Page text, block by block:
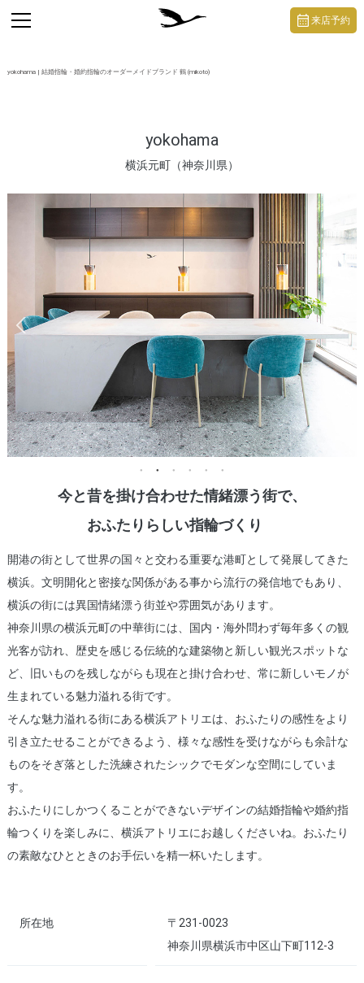
yokohama | 結婚指輪・婚約指輪のオーダーメイドブランド 鶴 (mikoto)
yokohama
横浜元町（神奈川県）
toggle
navigation
来店予約
今と昔を掛け合わせた情緒漂う街で、
おふたりらしい指輪づくり
開港の街として世界の国々と交わる重要な港町として発展してきた
横浜。文明開化と密接な関係がある事から流行の発信地でもあり、
横浜の街には異国情緒漂う街並や雰囲気があります。
神奈川県の横浜元町の中華街には、国内・海外問わず毎年多くの観
光客が訪れ、歴史を感じる伝統的な建築物と新しい観光スポットな
ど、旧いものを残しながらも現在と掛け合わせ、常に新しいモノが
生まれている魅力溢れる街です。
そんな魅力溢れる街にある横浜アトリエは、おふたりの感性をより
引き立たせることができるよう、様々な感性を受けながらも余計な
ものをそぎ落とした洗練されたシックでモダンな空間にしていま
す。
おふたりにしかつくることができないデザインの結婚指輪や婚約指
輪つくりを楽しみに、横浜アトリエにお越しくださいね。おふたり
の素敵なひとときのお手伝いを精一杯いたします。
所在地
〒231-0023
神奈川県横浜市中区山下町112-3